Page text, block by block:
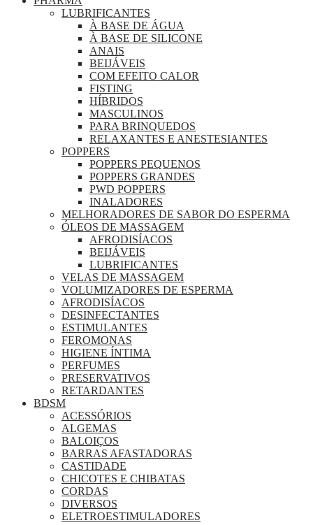
LUBRIFICANTES
À BASE DE ÁGUA
À BASE DE SILICONE
ANAIS
BEIJÁVEIS
COM EFEITO CALOR
FISTING
HÍBRIDOS
MASCULINOS
PARA BRINQUEDOS
RELAXANTES E ANESTESIANTES
POPPERS
POPPERS PEQUENOS
POPPERS GRANDES
PWD POPPERS
INALADORES
MELHORADORES DE SABOR DO ESPERMA
ÓLEOS DE MASSAGEM
AFRODISÍACOS
BEIJÁVEIS
LUBRIFICANTES
VELAS DE MASSAGEM
VOLUMIZADORES DE ESPERMA
AFRODISÍACOS
DESINFECTANTES
ESTIMULANTES
FEROMONAS
HIGIENE ÍNTIMA
PERFUMES
PRESERVATIVOS
RETARDANTES
BDSM
ACESSÓRIOS
ALGEMAS
BALOIÇOS
BARRAS AFASTADORAS
CASTIDADE
CHICOTES E CHIBATAS
CORDAS
DIVERSOS
ELETROESTIMULADORES